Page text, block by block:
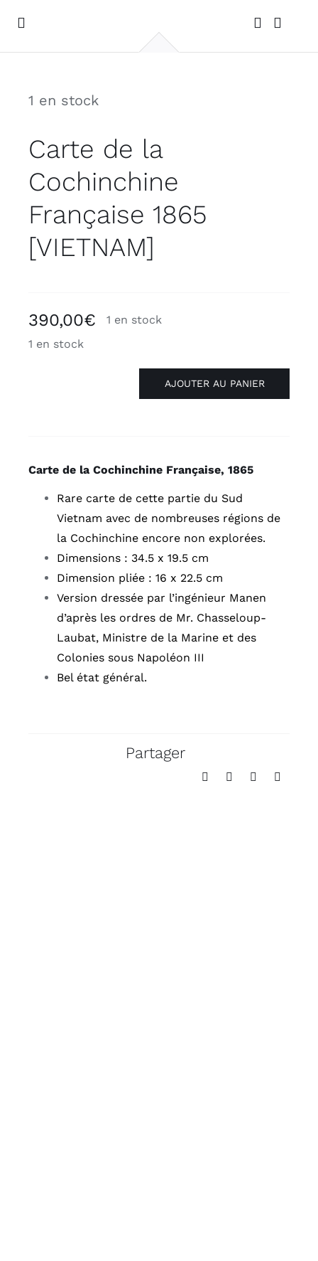
contenu
Toggle
Navigation
PHOTOS DE VOYAGES
1 en stock
Carte de la
Cochinchine
Française 1865
[VIETNAM]
390,00€
1 en stock
1 en stock
la
Française
1865
[VIETNAM]
AJOUTER AU PANIER
Carte de la Cochinchine Française, 1865
Rare carte de cette partie du Sud
Vietnam avec de nombreuses régions de
la Cochinchine encore non explorées.
Dimensions : 34.5 x 19.5 cm
Dimension pliée : 16 x 22.5 cm
Version dressée par l’ingénieur Manen
d’après les ordres de Mr. Chasseloup-
Laubat, Ministre de la Marine et des
Colonies sous Napoléon III
Bel état général.
Partager